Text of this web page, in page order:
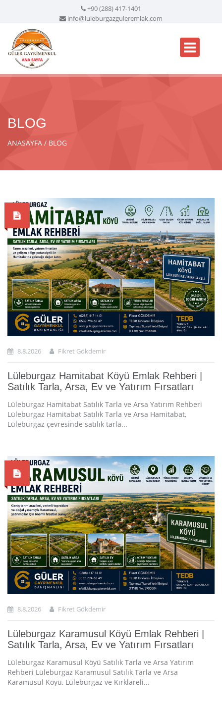
+90 (288) 417-1401
info@luleburgazguleremlak.com
BLOG
ANASAYFA BLOG
8.8.2026 Fikret Gökdemir
Lüleburgaz Hamitabat Köyü Emlak Rehberi |
Satılık Tarla, Arsa, Ev ve Yatırım Fırsatları
Lüleburgaz Hamitabat Satılık Tarla ve Arsa Yatırım Rehberi
Lüleburgaz Hamitabat Satılık Tarla ve Arsa Hamitabat,
Lüleburgaz çevresinde satılık tarla...
8.8.2026 Fikret Gökdemir
Lüleburgaz Karamusul Köyü Emlak Rehberi |
Satılık Tarla, Arsa, Ev ve Yatırım Fırsatları
Lüleburgaz Karamusul Köyü Satılık Tarla ve Arsa Yatırım
Rehberi Lüleburgaz Karamusul Satılık Tarla ve Arsa
Karamusul Köyü, Lüleburgaz ve Kırklareli...